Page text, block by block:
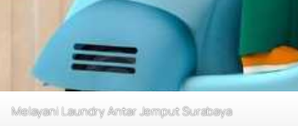
Melayani Laundry Antar Jemput Surabaya